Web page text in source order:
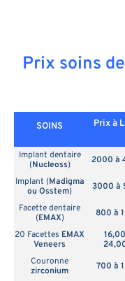
Prix soins
SOINS Prix à
Implant dentaire
(Nucleoss) 2000 à
Implant (Madigma
ou Osstem) 3000 à
Facette dentaire
(EMAX) 800 à
20 Facettes EMAX
Veneers
Couronne
zirconium
700 à